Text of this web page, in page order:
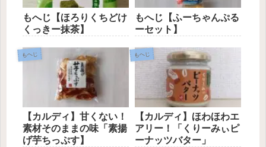
もへじ【ほろりくちどけ
くっきー抹茶】
もへじ【ふーちゃんぷる
ーセット】
もへじ
【カルディ】甘くない！
素材そのままの味「素揚
げ芋ちっぷす】
もへじ
【カルディ】ほわほわエ
アリー！「くりーみぃピ
ーナッツバター」